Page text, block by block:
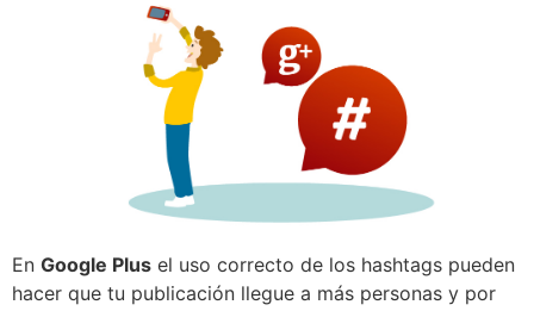
En Google Plus el uso correcto de los hashtags pueden
hacer que tu publicación llegue a más personas y por